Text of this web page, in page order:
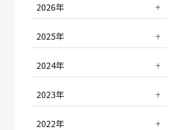
2026年
2025年
2024年
2023年
2022年